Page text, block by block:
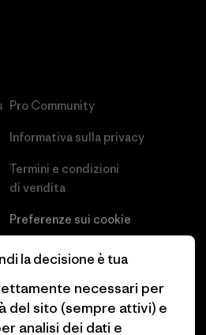
Pro Community
Informativa sulla privacy
Termini e condizioni
di vendita
Preferenze sui cookie
Lavora con noi
Stampa e media
Industry program
la decisione è tua
necessari per
del sito (sempre attivi) e
analisi dei dati e